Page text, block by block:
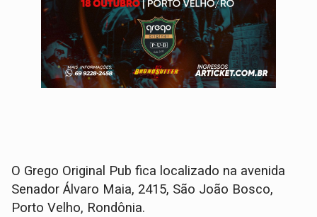
O Grego Original Pub fica localizado na avenida
Senador Álvaro Maia, 2415, São João Bosco,
Porto Velho, Rondônia.